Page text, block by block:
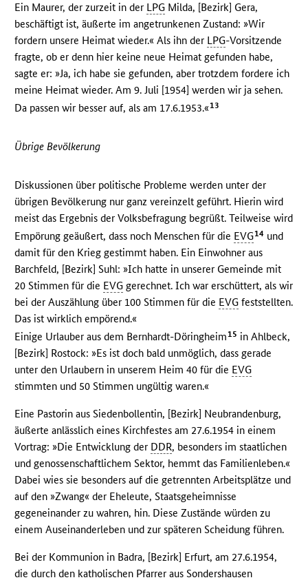
Ein Maurer, der zurzeit in der LPG Milda, [Bezirk] Gera,
beschäftigt ist, äußerte im angetrunkenen Zustand: »Wir
fordern unsere Heimat wieder.« Als ihn der LPG-Vorsitzende
fragte, ob er denn hier keine neue Heimat gefunden habe,
sagte er: »Ja, ich habe sie gefunden, aber trotzdem fordere ich
meine Heimat wieder. Am 9. Juli [1954] werden wir ja sehen.
Da passen wir besser auf, als am 17.6.1953.«13
Übrige Bevölkerung
Diskussionen über politische Probleme werden unter der
übrigen Bevölkerung nur ganz vereinzelt geführt. Hierin wird
meist das Ergebnis der Volksbefragung begrüßt. Teilweise wird
Empörung geäußert, dass noch Menschen für die EVG14 und
damit für den Krieg gestimmt haben. Ein Einwohner aus
Barchfeld, [Bezirk] Suhl: »Ich hatte in unserer Gemeinde mit
20 Stimmen für die EVG gerechnet. Ich war erschüttert, als wir
bei der Auszählung über 100 Stimmen für die EVG feststellten.
Das ist wirklich empörend.«
Einige Urlauber aus dem Bernhardt-Döringheim15 in Ahlbeck,
[Bezirk] Rostock: »Es ist doch bald unmöglich, dass gerade
unter den Urlaubern in unserem Heim 40 für die EVG
stimmten und 50 Stimmen ungültig waren.«
Eine Pastorin aus Siedenbollentin, [Bezirk] Neubrandenburg,
äußerte anlässlich eines Kirchfestes am 27.6.1954 in einem
Vortrag: »Die Entwicklung der DDR, besonders im staatlichen
und genossenschaftlichem Sektor, hemmt das Familienleben.«
Dabei wies sie besonders auf die getrennten Arbeitsplätze und
auf den »Zwang« der Eheleute, Staatsgeheimnisse
gegeneinander zu wahren, hin. Diese Zustände würden zu
einem Auseinanderleben und zur späteren Scheidung führen.
Bei der Kommunion in Badra, [Bezirk] Erfurt, am 27.6.1954,
die durch den katholischen Pfarrer aus Sondershausen